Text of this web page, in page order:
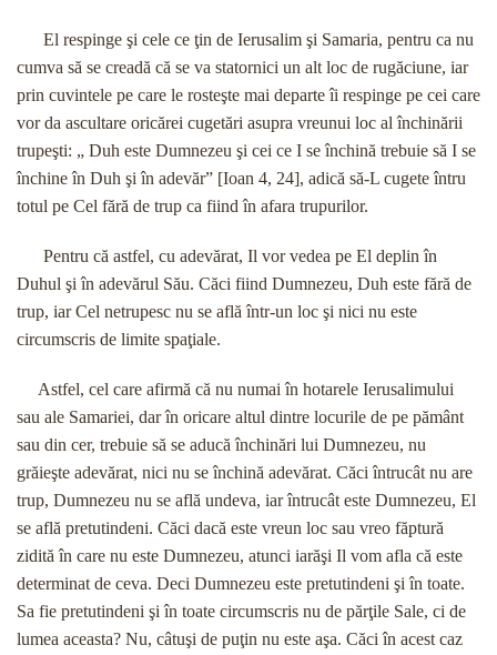
El respinge şi cele ce ţin de Ierusalim şi Samaria, pentru ca nu
cumva să se creadă că se va statornici un alt loc de rugăciune, iar
prin cuvintele pe care le rosteşte mai departe îi respinge pe cei care
vor da ascultare oricărei cugetări asupra vreunui loc al închinării
trupeşti: „ Duh este Dumnezeu şi cei ce I se închină trebuie să I se
închine în Duh şi în adevăr” [Ioan 4, 24], adică să-L cugete întru
totul pe Cel fără de trup ca fiind în afara trupurilor.
Pentru că astfel, cu adevărat, Il vor vedea pe El deplin în
Duhul şi în adevărul Său. Căci fiind Dumnezeu, Duh este fără de
trup, iar Cel netrupesc nu se află într-un loc şi nici nu este
circumscris de limite spaţiale.
Astfel, cel care afirmă că nu numai în hotarele Ierusalimului
sau ale Samariei, dar în oricare altul dintre locurile de pe pământ
sau din cer, trebuie să se aducă închinări lui Dumnezeu, nu
grăieşte adevărat, nici nu se închină adevărat. Căci întrucât nu are
trup, Dumnezeu nu se află undeva, iar întrucât este Dumnezeu, El
se află pretutindeni. Căci dacă este vreun loc sau vreo făptură
zidită în care nu este Dumnezeu, atunci iarăşi Il vom afla că este
determinat de ceva. Deci Dumnezeu este pretutindeni şi în toate.
Sa fie pretutindeni şi în toate circumscris nu de părţile Sale, ci de
lumea aceasta? Nu, câtuşi de puţin nu este aşa. Căci în acest caz